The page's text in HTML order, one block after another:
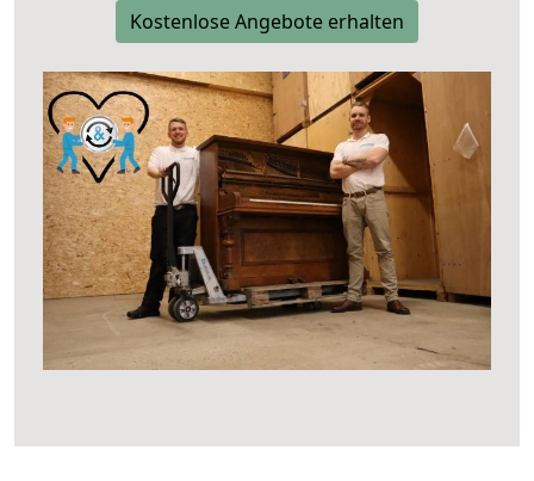
Kostenlose Angebote erhalten